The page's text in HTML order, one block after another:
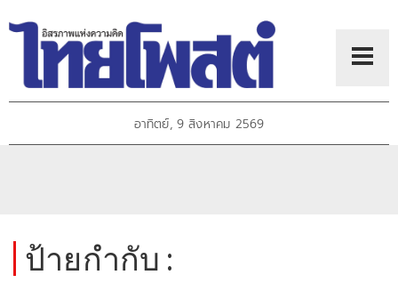
อาทิตย์, 9 สิงหาคม 2569
ป้ายกำกับ :